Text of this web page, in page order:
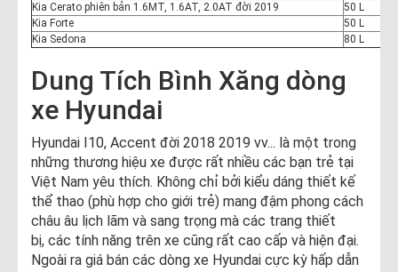
Kia Cerato phiên bản 1.6MT, 1.6AT, 2.0AT đời 2019
50 L
Kia Forte
50 L
Kia Sedona
80 L
Dung Tích Bình Xăng dòng
xe Hyundai
Hyundai I10, Accent đời 2018 2019 vv... là một trong
những thương hiệu xe được rất nhiều các bạn trẻ tại
Việt Nam yêu thích. Không chỉ bởi kiểu dáng thiết kế
thể thao (phù hợp cho giới trẻ) mang đậm phong cách
châu âu lịch lãm và sang trọng mà các trang thiết
bị, các tính năng trên xe cũng rất cao cấp và hiện đại.
Ngoài ra giá bán các dòng xe Hyundai cực kỳ hấp dẫn